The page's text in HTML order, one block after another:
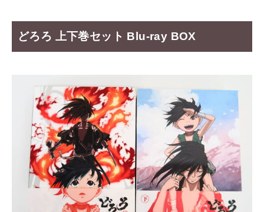
どろろ 上下巻セット Blu-ray BOX